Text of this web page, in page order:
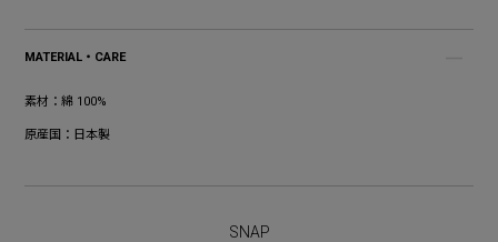
MATERIAL・CARE
素材：綿 100%
原産国： 日本製
SNAP